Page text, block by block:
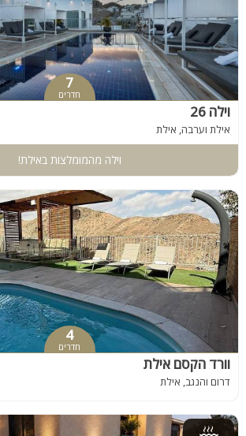
7
חדרים
וילה 26
אילת וערבה, אילת
וילה מהמומלצות באילת!
4
חדרים
וורד הקסם אילת
דרום והנגב, אילת